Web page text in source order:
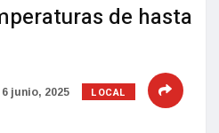
de hasta
6 junio, 2025 LOCAL